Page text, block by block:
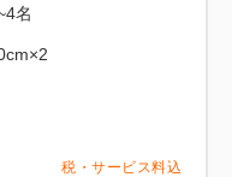
前』と『ホテルリブ
税・サービス料込
名